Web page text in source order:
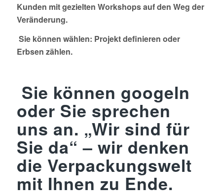
Kunden mit gezielten Workshops auf den Weg der
Veränderung.
Sie können wählen: Projekt definieren oder
Erbsen zählen.
Sie können googeln
oder Sie sprechen
uns an. „Wir sind für
Sie da“ – wir denken
die Verpackungswelt
mit Ihnen zu Ende.